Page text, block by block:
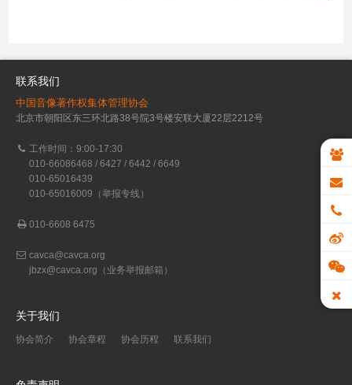
联系我们
中国音像著作权集体管理协会
北京市朝阳区东三环北路38号院3号楼安联大厦22层2212号
工作时间：9:00-17:30
010-66086468 / 6427 / 6442 / 6649
010-65016439
010-65016009（举报专线）
010-6608 6475
cavca@cavca.org
jbzx@cavca.org （业务举报邮箱）
关于我们
协会简介 协会章程 协会历程 联系我们